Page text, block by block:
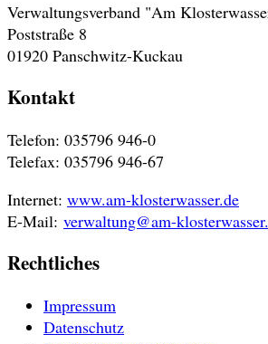
Verwaltungsverband "Am
Poststraße 8
01920 Panschwitz-Kuckau
Kontakt
Telefon: 035796 946-0
Telefax: 035796 946-67
Internet: www.am-klosterwasser.de
E-Mail: verwaltung@am-
Rechtliches
Impressum
Datenschutz